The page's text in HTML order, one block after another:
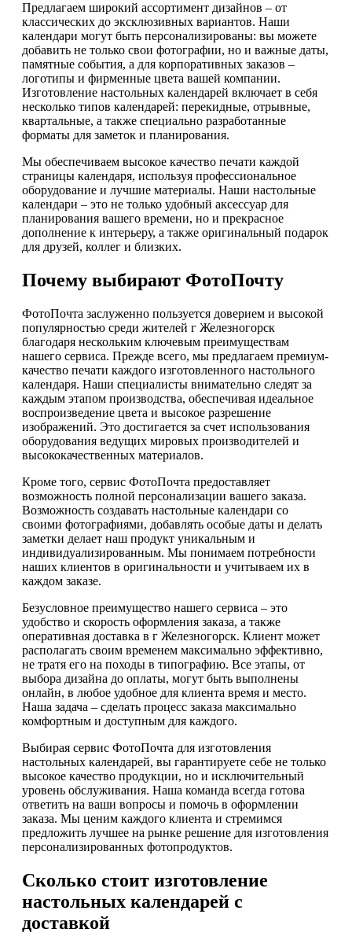
Предлагаем широкий ассортимент дизайнов – от
классических до эксклюзивных вариантов. Наши
календари могут быть персонализированы: вы можете
добавить не только свои фотографии, но и важные даты,
памятные события, а для корпоративных заказов –
логотипы и фирменные цвета вашей компании.
Изготовление настольных календарей включает в себя
несколько типов календарей: перекидные, отрывные,
квартальные, а также специально разработанные
форматы для заметок и планирования.
Мы обеспечиваем высокое качество печати каждой
страницы календаря, используя профессиональное
оборудование и лучшие материалы. Наши настольные
календари – это не только удобный аксессуар для
планирования вашего времени, но и прекрасное
дополнение к интерьеру, а также оригинальный подарок
для друзей, коллег и близких.
Почему выбирают ФотоПочту
ФотоПочта заслуженно пользуется доверием и высокой
популярностью среди жителей г Железногорск
благодаря нескольким ключевым преимуществам
нашего сервиса. Прежде всего, мы предлагаем премиум-
качество печати каждого изготовленного настольного
календаря. Наши специалисты внимательно следят за
каждым этапом производства, обеспечивая идеальное
воспроизведение цвета и высокое разрешение
изображений. Это достигается за счет использования
оборудования ведущих мировых производителей и
высококачественных материалов.
Кроме того, сервис ФотоПочта предоставляет
возможность полной персонализации вашего заказа.
Возможность создавать настольные календари со
своими фотографиями, добавлять особые даты и делать
заметки делает наш продукт уникальным и
индивидуализированным. Мы понимаем потребности
наших клиентов в оригинальности и учитываем их в
каждом заказе.
Безусловное преимущество нашего сервиса – это
удобство и скорость оформления заказа, а также
оперативная доставка в г Железногорск. Клиент может
располагать своим временем максимально эффективно,
не тратя его на походы в типографию. Все этапы, от
выбора дизайна до оплаты, могут быть выполнены
онлайн, в любое удобное для клиента время и место.
Наша задача – сделать процесс заказа максимально
комфортным и доступным для каждого.
Выбирая сервис ФотоПочта для изготовления
настольных календарей, вы гарантируете себе не только
высокое качество продукции, но и исключительный
уровень обслуживания. Наша команда всегда готова
ответить на ваши вопросы и помочь в оформлении
заказа. Мы ценим каждого клиента и стремимся
предложить лучшее на рынке решение для изготовления
персонализированных фотопродуктов.
Сколько стоит изготовление
настольных календарей с
доставкой